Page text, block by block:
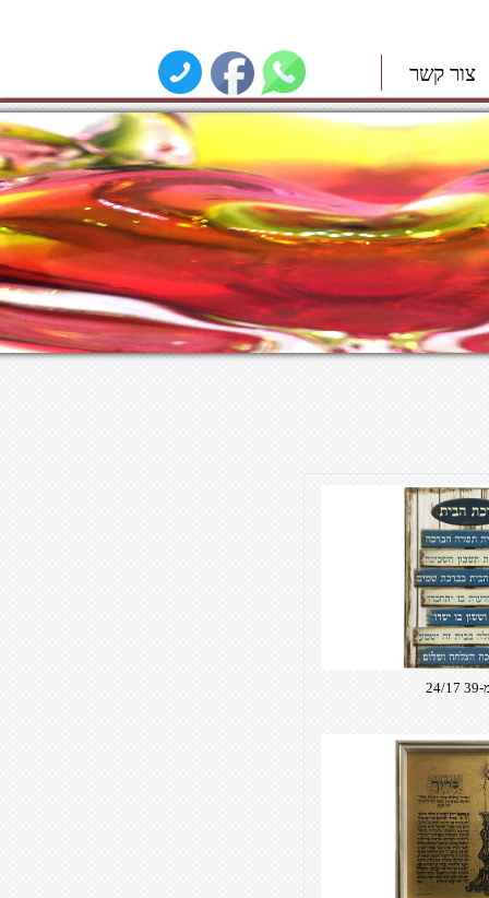
17
צור קשר